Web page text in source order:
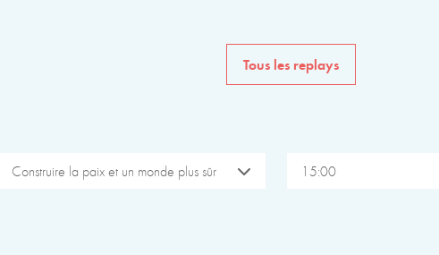
Tous les replays
Construire la paix et un monde plus sûr 15:00